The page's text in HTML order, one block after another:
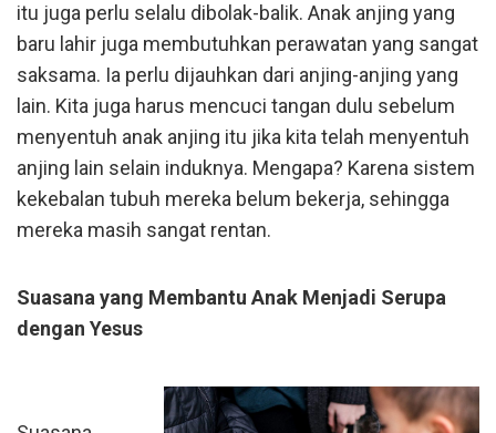
itu juga perlu selalu dibolak-balik. Anak anjing yang
baru lahir juga membutuhkan perawatan yang sangat
saksama. Ia perlu dijauhkan dari anjing-anjing yang
lain. Kita juga harus mencuci tangan dulu sebelum
menyentuh anak anjing itu jika kita telah menyentuh
anjing lain selain induknya. Mengapa? Karena sistem
kekebalan tubuh mereka belum bekerja, sehingga
mereka masih sangat rentan.
Suasana yang Membantu Anak Menjadi Serupa
dengan Yesus